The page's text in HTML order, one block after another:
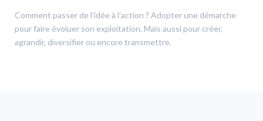
Comment passer de l’idée à l’action ? Adopter une démarche
pour faire évoluer son exploitation. Mais aussi pour créer,
agrandir, diversifier ou encore transmettre.